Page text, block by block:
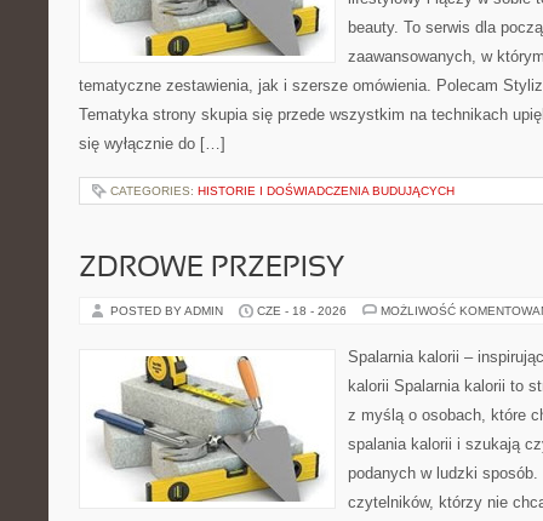
beauty. To serwis dla
zaawansowanych, w
tematyczne zestawienia, jak i szersze omówienia. Polecam
Tematyka strony skupia się przede wszystkim na technikach
się wyłącznie do […]
CATEGORIES: HISTORIE I DOŚWIADCZENIA BUDUJĄCYCH
ZDROWE PRZEPISY
POSTED BY ADMIN CZE - 18 - 2026 MOŻLIWOŚĆ
Spalarnia kalorii –
kalorii Spalarnia kalorii to
z myślą o osobach, które
spalania kalorii i szukają
podanych w ludzki sposób.
czytelników, którzy nie